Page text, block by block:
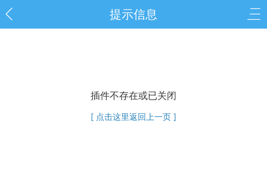
提示信息
插件不存在或已关闭
[ 点击这里返回上一页 ]